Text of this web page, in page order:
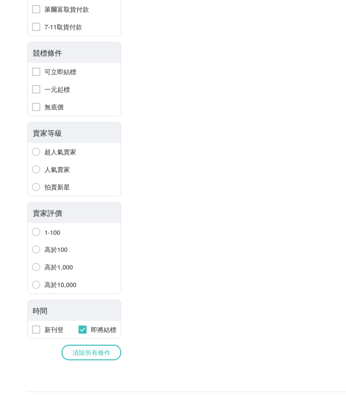
萊爾富取貨付款
7-11取貨付款
競標條件
可立即結標
一元起標
無底價
賣家等級
超人氣賣家
人氣賣家
拍賣新星
賣家評價
1-100
高於100
高於1,000
高於10,000
時間
新刊登 即將結標
清除所有條件